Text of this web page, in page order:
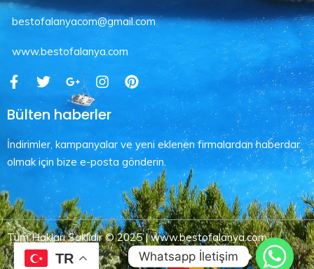
bestofalanyacom@gmail.com
www.bestofalanya.com
Bülten haberler
İndirimler, kampanyalar ve yeni eklenen firmalardan haberdar
olmak için bize e-posta gönderin.
Tüm Hakları Saklıdır © 2025 | www.bestofalanya.com
TR Whatsapp İletişim